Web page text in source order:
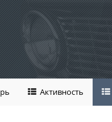
Активность